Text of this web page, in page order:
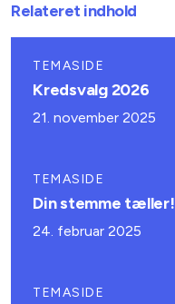
Relateret indhold
TEMASIDE
Kredsvalg 2026
21. november 2025
TEMASIDE
Din stemme tæller!
24. februar 2025
TEMASIDE